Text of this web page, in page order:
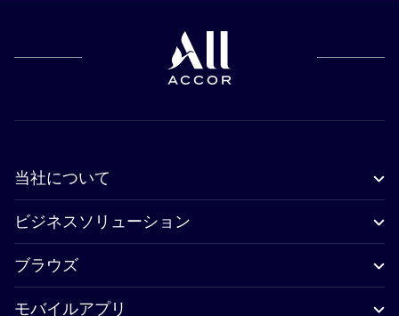
当社について
ビジネスソリューション
ブラウズ
モバイルアプリ